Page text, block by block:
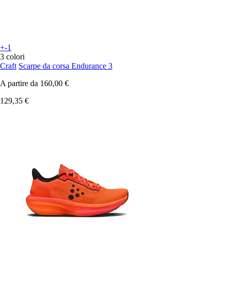
+-1
3 colori
Craft Scarpe da corsa Endurance 3
A partire da 160,00 €
129,35 €